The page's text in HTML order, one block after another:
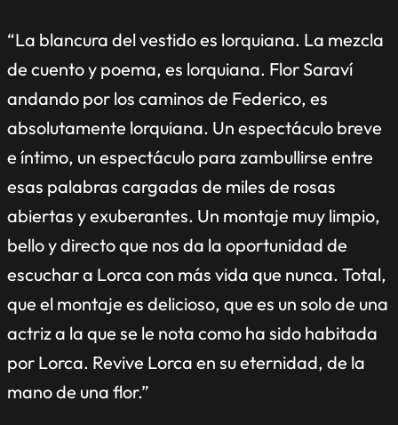
“La blancura del vestido es lorquiana. La mezcla
de cuento y poema, es lorquiana. Flor Saraví
andando por los caminos de Federico, es
absolutamente lorquiana. Un espectáculo breve
e íntimo, un espectáculo para zambullirse entre
esas palabras cargadas de miles de rosas
abiertas y exuberantes. Un montaje muy limpio,
bello y directo que nos da la oportunidad de
escuchar a Lorca con más vida que nunca. Total,
que el montaje es delicioso, que es un solo de una
actriz a la que se le nota como ha sido habitada
por Lorca. Revive Lorca en su eternidad, de la
mano de una flor.”